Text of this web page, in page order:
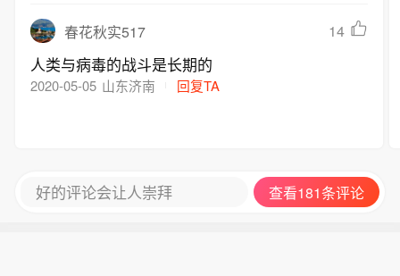
春花秋实517 14
人类与病毒的战斗是长期的
2020-05-05 山东济南 回复TA
好的评论会让人崇拜 查看181条评论